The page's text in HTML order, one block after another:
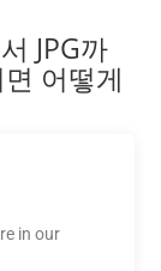
JPG까
어떻게
페이지 범위
in our